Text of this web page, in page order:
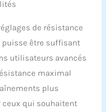
les
Vous pouvez
à l'application
pour accéder à
pour des séances
【SUPPORT
de rechange
de résistance
puisse être suffisant
utilisateurs avancés
maximal
plus
ceux qui souhaitent